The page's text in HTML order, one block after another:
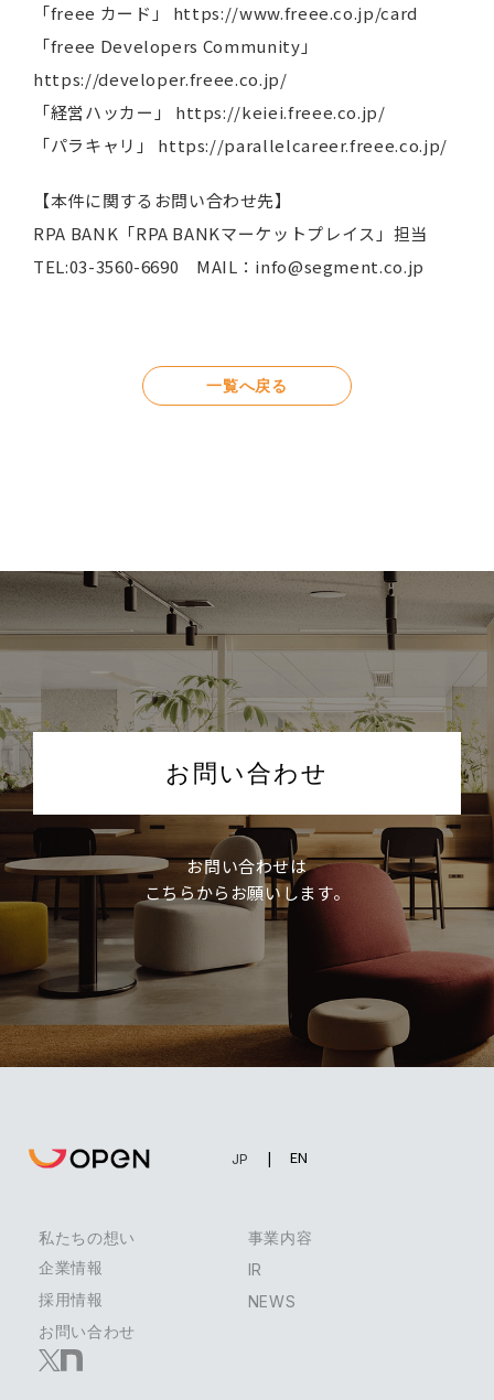
「freee カード」 https://www.freee.co.jp/card
「freee Developers Community」
https://developer.freee.co.jp/
「経営ハッカー」 https://keiei.freee.co.jp/
「パラキャリ」 https://parallelcareer.freee.co.jp/
【本件に関するお問い合わせ先】
RPA BANK「RPA BANKマーケットプレイス」担当
TEL:03-3560-6690 MAIL：info@segment.co.jp
一覧へ戻る
お問い合わせ
お問い合わせは
こちらからお願いします。
EN
JP
私たちの想い
事業内容
企業情報
IR
採用情報
NEWS
お問い合わせ